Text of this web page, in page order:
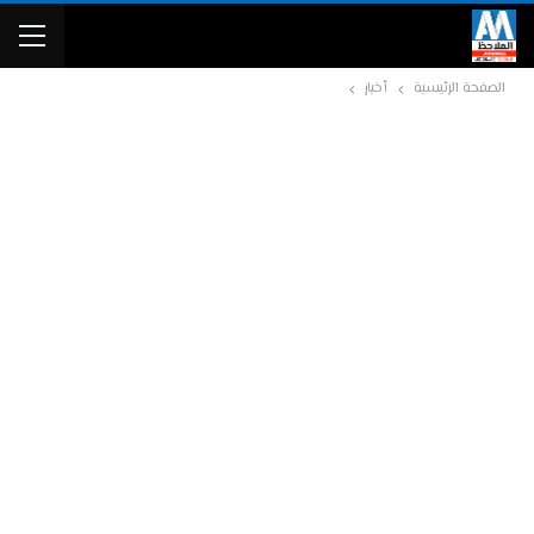
الصفحة الرئيسية أخبار